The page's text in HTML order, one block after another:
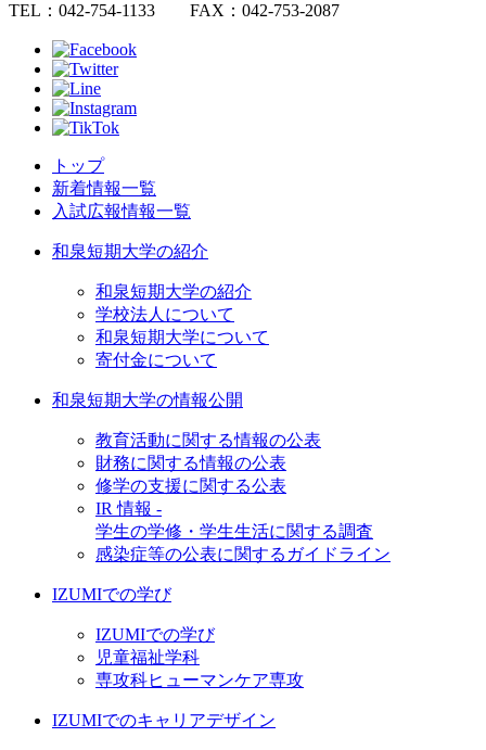
TEL：042-754-1133 FAX：042-753-2087
トップ
新着情報一覧
入試広報情報一覧
和泉短期大学の紹介
和泉短期大学の紹介
学校法人について
和泉短期大学について
寄付金について
和泉短期大学の情報公開
教育活動に関する情報の公表
財務に関する情報の公表
修学の支援に関する公表
IR 情報 -
学生の学修・学生生活に関する調査
感染症等の公表に関するガイドライン
IZUMIでの学び
IZUMIでの学び
児童福祉学科
専攻科ヒューマンケア専攻
IZUMIでのキャリアデザイン